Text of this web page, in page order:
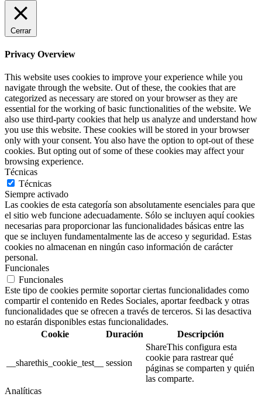
Cerrar
Privacy Overview
This website uses cookies to improve your experience while you
navigate through the website. Out of these, the cookies that are
categorized as necessary are stored on your browser as they are
essential for the working of basic functionalities of the website. We
also use third-party cookies that help us analyze and understand how
you use this website. These cookies will be stored in your browser
only with your consent. You also have the option to opt-out of these
cookies. But opting out of some of these cookies may affect your
browsing experience.
Técnicas
Técnicas
Siempre activado
Las cookies de esta categoría son absolutamente esenciales para que
el sitio web funcione adecuadamente. Sólo se incluyen aquí cookies
necesarias para proporcionar las funcionalidades básicas entre las
que se incluyen fundamentalmente las de acceso y seguridad. Estas
cookies no almacenan en ningún caso información de carácter
personal.
Funcionales
Funcionales
Este tipo de cookies permite soportar ciertas funcionalidades como
compartir el contenido en Redes Sociales, aportar feedback y otras
funcionalidades que se ofrecen a través de terceros. Si las desactiva
no estarán disponibles estas funcionalidades.
Cookie
Duración Descripción
__sharethis_cookie_test__ session
ShareThis configura esta
cookie para rastrear qué
páginas se comparten y quién
las comparte.
Analíticas